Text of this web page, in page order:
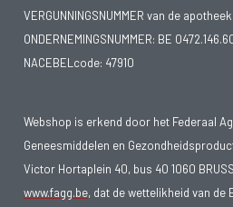
VERGUNNINGSNUMMER van de apotheek
ONDERNEMINGSNUMMER: BE
NACEBELcode: 47910
Webshop is erkend door het Federaal
Geneesmiddelen en
Victor Hortaplein 40, bus 40 1060
www.fagg.be, dat de wettelikheid van de